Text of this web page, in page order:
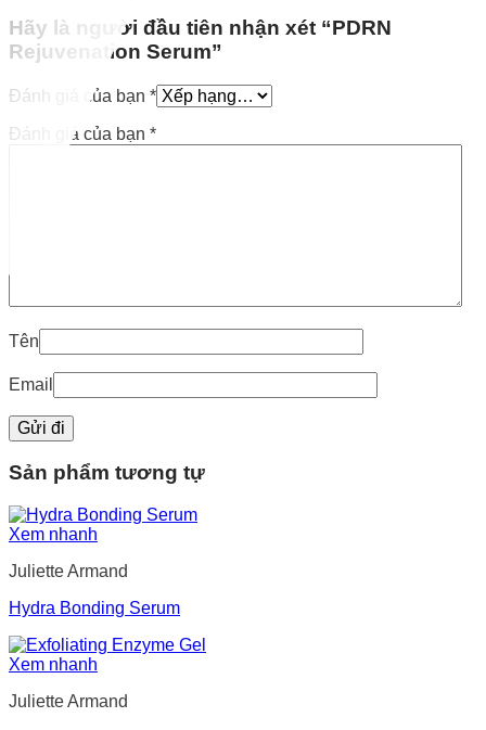
Hãy là người đầu tiên nhận xét “PDRN
Rejuvenation Serum”
Đánh giá của bạn *
Đánh giá của bạn *
Tên
Email
Sản phẩm tương tự
Xem nhanh
Juliette Armand
Hydra Bonding Serum
Xem nhanh
Juliette Armand